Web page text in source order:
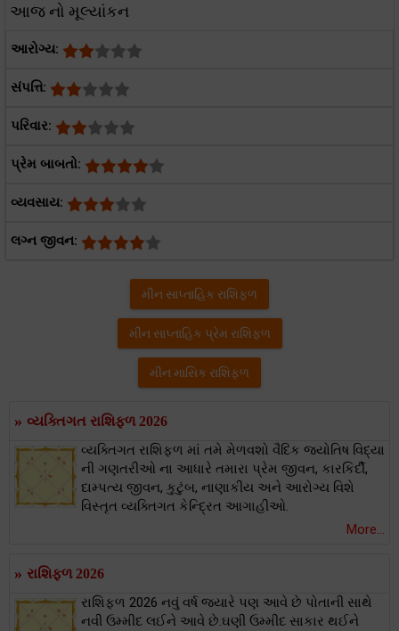
આજ નો મૂલ્યાંકન
આરોગ્ય:
સંપત્તિ:
પરિવાર:
પ્રેમ બાબતો:
વ્યવસાય:
લગ્ન જીવન:
મીન સાપ્તાહિક રાશિફળ
મીન સાપ્તાહિક પ્રેમ રાશિફળ
મીન માસિક રાશિફળ
» વ્યક્તિગત રાશિફળ 2026
વ્યક્તિગત રાશિફળ માં તમે મેળવશો વૈદિક જ્યોતિષ વિદ્યા
ની ગણતરીઓ ના આધારે તમારા પ્રેમ જીવન, કારકિર્દી,
દામ્પત્ય જીવન, કુટુંબ, નાણાકીય અને આરોગ્ય વિશે
વિસ્તૃત વ્યક્તિગત કેન્દ્રિત આગાહીઓ.
More...
» રાશિફળ 2026
રાશિફળ 2026 નવું વર્ષ જયારે પણ આવે છે પોતાની સાથે
નવી ઉમ્મીદ લઈને આવે છે.ઘણી ઉમ્મીદ સાકાર થઈને